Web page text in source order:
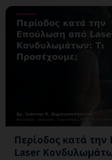
Περίοδος κατά
Laser